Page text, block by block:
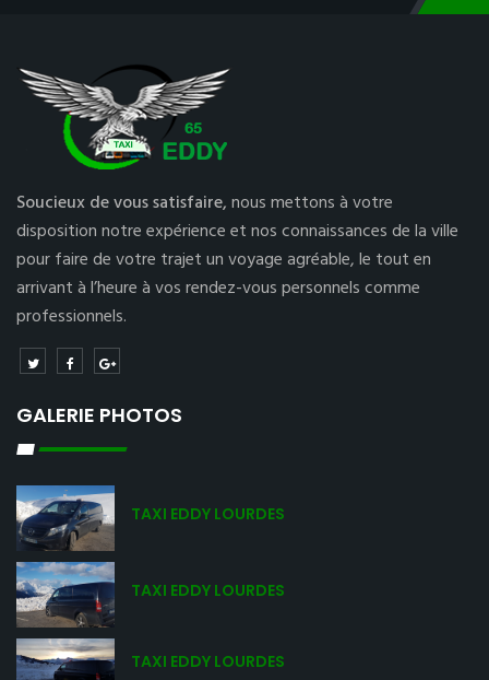
Soucieux de vous satisfaire,nous mettons à votre
disposition notre expérience et nos connaissances de la ville
pour faire de votre trajet un voyage agréable, le tout en
arrivant à l’heure à vos rendez-vous personnels comme
professionnels.
GALERIE PHOTOS
TAXI EDDY LOURDES
TAXI EDDY LOURDES
TAXI EDDY LOURDES